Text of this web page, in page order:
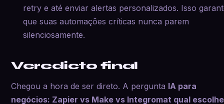
retry e até enviar alertas personalizados. Isso
que suas automações críticas nunca parem
silenciosamente.
Veredicto final
Chegou a hora de ser direto. A pergunta IA para
negócios: Zapier vs Make vs Integromat qual